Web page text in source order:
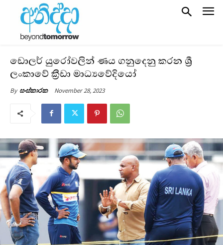
ඩොලර් යුරෝවලින් ණය ගනුදෙනු කරන ශ්‍රී
ලංකාවේ ක්‍රීඩා මාධ්‍යවේදියෝ
By සංස්කාරක November 28, 2023